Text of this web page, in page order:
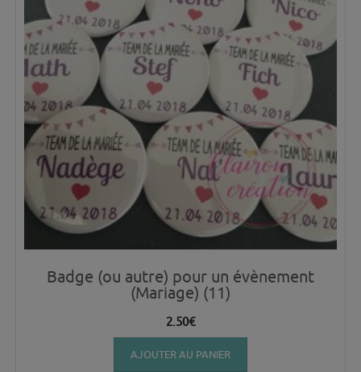
Badge (ou autre) pour un évènement
(Mariage) (11)
2.50€
AJOUTER AU PANIER